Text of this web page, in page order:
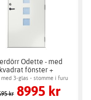
Odette - med
kvadrat fönster +
Tryckespaket
med 3-glas - stomme i furu
kr 8995 kr